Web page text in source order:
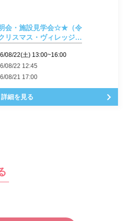
会・施設見学会☆★（令
スマス・ヴィレッジ、
ト
08/22(土) 13:00~16:00
08/22 12:45
08/21 17:00
詳細を見る